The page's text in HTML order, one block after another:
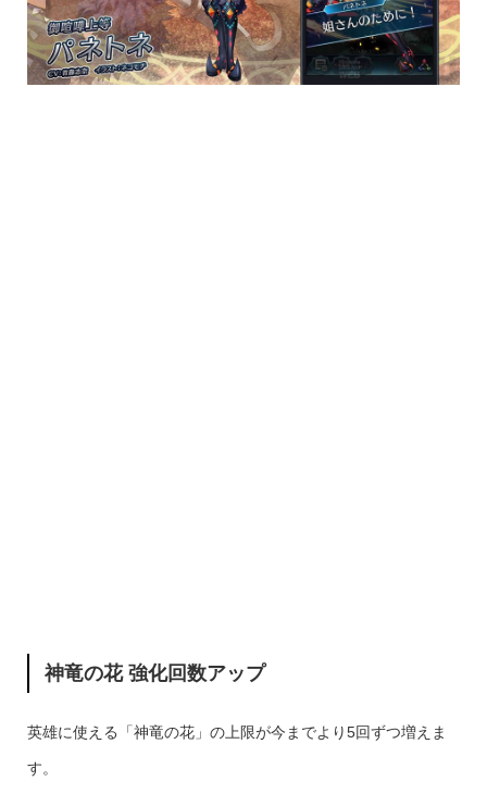
神竜の花 強化回数アップ
英雄に使える「神竜の花」の上限が今までより5回ずつ増えま
す。